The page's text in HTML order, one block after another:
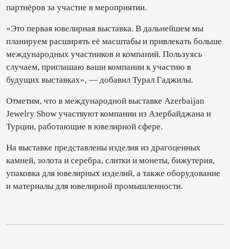
партнёров за участие в мероприятии.
«Это первая ювелирная выставка. В дальнейшем мы
планируем расширять её масштабы и привлекать больше
международных участников и компаний. Пользуясь
случаем, приглашаю ваши компании к участию в
будущих выставках», — добавил Турал Гаджилы.
Отметим, что в международной выставке Azerbaijan
Jewelry Show участвуют компании из Азербайджана и
Турции, работающие в ювелирной сфере.
На выставке представлены изделия из драгоценных
камней, золота и серебра, слитки и монеты, бижутерия,
упаковка для ювелирных изделий, а также оборудование
и материалы для ювелирной промышленности.